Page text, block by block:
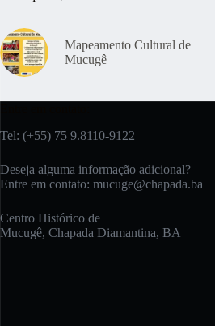
Mapeamento Cultural de
Mucugê
Tel: (+55) 75 9.8110-9122
Deseja alguma informação adicional?
Entre em contato: mucuge@chapada.ba
Centro Histórico de
Mucugê, Chapada Diamantina, BA